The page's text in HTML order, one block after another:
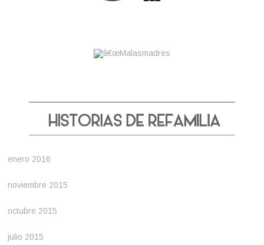
enero 2016
noviembre 2015
octubre 2015
julio 2015